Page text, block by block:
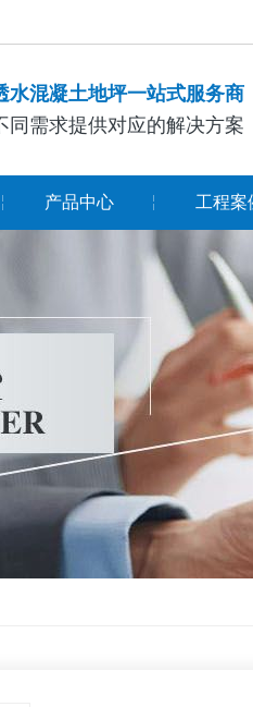
水混凝土地坪一站式服务商
同需求提供对应的解决方案
产品中心 工程案